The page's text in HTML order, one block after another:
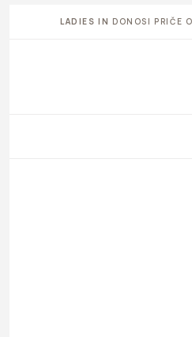
LADIES IN DONOSI PRIČE